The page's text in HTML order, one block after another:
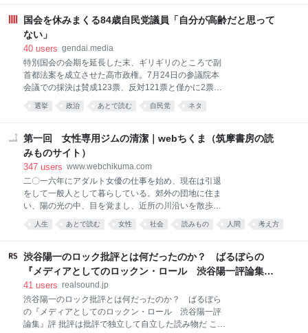
氏は「でも、岡田さんは髪の毛
れていたとされています。Zbtlinkはこの指摘に対し独
自の説明を示しており、VulnCheckの観測と正面から
対立しています。ここでは関連する情報をまとめま
Shenzhen Zhibotong Electronicsのブランドで、ルー
タを製造し世界各地への販売向けにホワイトレーベル
供給している中国のメーカーである。対象機種には、
SIMカードを2枚搭載する5G対応のCPEも含まれる。
国会を休みまくる84歳自民党議員「自分が高齢だと思って
ない」
40 users gendai.media
特別国会の会期を延長した末、ギリギリのところで副
首都法案を成立させた高市政権。7月24日の参議院本
会議での採決は賛成123票、反対121票と僅かに2票差
だった。 参議院の定数は248で、れいわ新選組の山本
太郎氏が体調問題を理由に今年1月に議員辞職をした
議長を務める関口昌一氏を除くと、他に2人の欠席者
がいた。1人は盲腸で入院中だった高橋克法議員（自
民党）で、もう1人が自民党の山崎正昭議員（84歳）
院議員がいた…！本会議31回で出席わずか５回、”国会
の欠席王”と呼ばれる「自民党の重鎮」の呆れた言い
分』より続く。 本人は「至って健康だ」と語っていた
山崎氏は当選6回。2013年8月から2016年7月まで約3
選挙 政治 あとで読む 自民党 ネタ
第一回 女性専用ジムの清潔｜webちくま（筑摩書房の読
みものサイト）
347 users www.webchikuma.com
二〇一六年にアダルト女優の仕事を始め、現在は引退
をして一般人として暮らしている。郊外の団地に住ま
い、陽の光の中、目を覚まし、近所の川沿いを散歩
し、ピラティスのジムに通い、秋刀魚を買って焼き、
小津安二郎やエドワード・ヤンなど敬愛する監督の作
誰かとして人と語らい、「元AV女優」の肩書きで世に
出ることに逡巡し何年も完成しない小説と向き合う
日々。底を尽きる貯金、三〇代の健康、映画監督の夢
で働きつづける女性たちの姿、いまさらできない就
職、どんどん地元へ帰るか結婚するかの二択へ収まっ
ていく同年代の女性たち、半端な立ち位置、それでも
人生 あとで読む 女性 社会 読みもの 人間 考え方
渋谷陽一のロック批評とは何だったのか？ ばるぼらの
『メディアとしてのロックン・ロール 渋谷陽一評論集』
評
41 users realsound.jp
渋谷陽一のロック批評とは何だったのか？ ばるぼら
の『メディアとしてのロックン・ロール 渋谷陽一評
論集』評 批評は批評で独立して自立した読み物だ これ